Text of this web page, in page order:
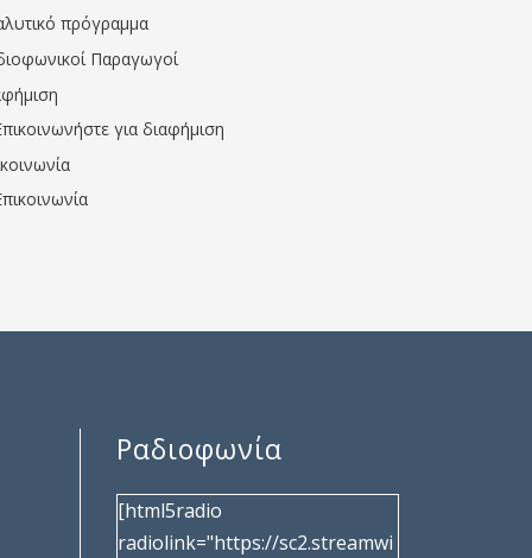
πρόγραμμα
Παραγωγοί
για διαφήμιση
Ραδιοφωνία
[html5radio
radiolink="https://sc2.streamwi